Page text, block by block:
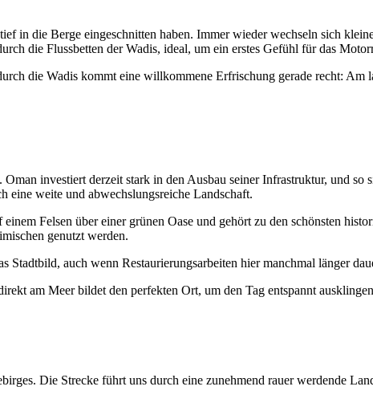
in die Berge eingeschnitten haben. Immer wieder wechseln sich
die Flussbetten der Wadis, ideal, um ein erstes Gefühl für das
die Wadis kommt eine willkommene Erfrischung gerade recht: Am
investiert derzeit stark in den Ausbau seiner Infrastruktur, und so
eine weite und abwechslungsreiche Landschaft.
Felsen über einer grünen Oase und gehört zu den schönsten
genutzt werden.
Stadtbild, auch wenn Restaurierungsarbeiten hier manchmal länger
am Meer bildet den perfekten Ort, um den Tag entspannt
Die Strecke führt uns durch eine zunehmend rauer werdende